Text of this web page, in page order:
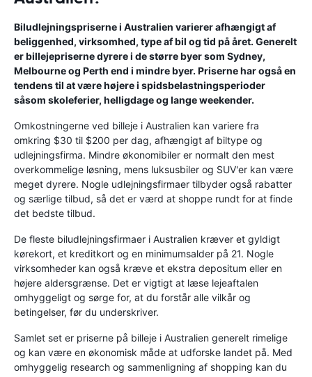
Biludlejningspriserne i Australien varierer afhængigt af
beliggenhed, virksomhed, type af bil og tid på året. Generelt
er billejepriserne dyrere i de større byer som Sydney,
Melbourne og Perth end i mindre byer. Priserne har også en
tendens til at være højere i spidsbelastningsperioder
såsom skoleferier, helligdage og lange weekender.
Omkostningerne ved billeje i Australien kan variere fra
omkring $30 til $200 per dag, afhængigt af biltype og
udlejningsfirma. Mindre økonomibiler er normalt den mest
overkommelige løsning, mens luksusbiler og SUV'er kan være
meget dyrere. Nogle udlejningsfirmaer tilbyder også rabatter
og særlige tilbud, så det er værd at shoppe rundt for at finde
det bedste tilbud.
De fleste biludlejningsfirmaer i Australien kræver et gyldigt
kørekort, et kreditkort og en minimumsalder på 21. Nogle
virksomheder kan også kræve et ekstra depositum eller en
højere aldersgrænse. Det er vigtigt at læse lejeaftalen
omhyggeligt og sørge for, at du forstår alle vilkår og
betingelser, før du underskriver.
Samlet set er priserne på billeje i Australien generelt rimelige
og kan være en økonomisk måde at udforske landet på. Med
omhyggelig research og sammenligning af shopping kan du